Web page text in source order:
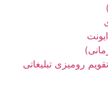
رومیزی تبلیغاتی